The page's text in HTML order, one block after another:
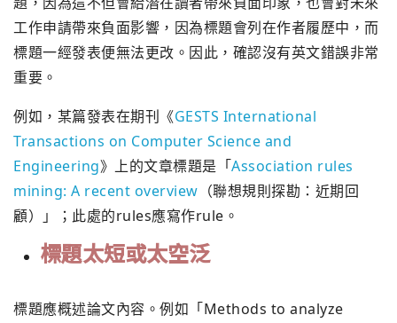
工作申請帶來負面影響，因為標題會列在作者履歷中，而
標題一經發表便無法更改。因此，確認沒有英文錯誤非常
重要。
例如，某篇發表在期刊《GESTS International
Transactions on Computer Science and
Engineering》上的文章標題是「Association rules
mining: A recent overview （聯想規則探勘：近期回
顧）」；此處的rules應寫作rule。
標題太短或太空泛
標題應概述論文內容。例如「Methods to analyze